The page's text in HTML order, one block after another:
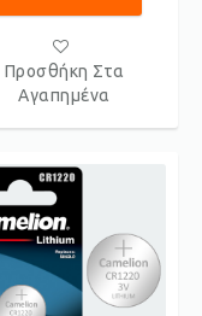
Προσθήκη Στα
Αγαπημένα